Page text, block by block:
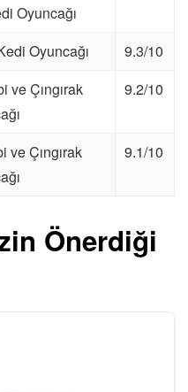
Oyuncağı
Oyuncağı
9.3/10
ve Çıngırak
9.2/10
ve Çıngırak
9.1/10
Önerdiği